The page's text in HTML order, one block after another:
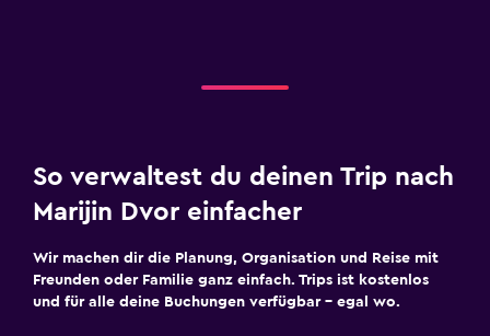
So verwaltest du deinen Trip nach
Marijin Dvor einfacher
Wir machen dir die Planung, Organisation und Reise mit
Freunden oder Familie ganz einfach. Trips ist kostenlos
und für alle deine Buchungen verfügbar – egal wo.